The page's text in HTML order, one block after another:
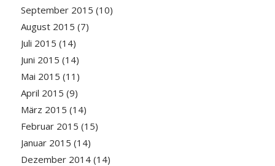
September 2015 (10)
August 2015 (7)
Juli 2015 (14)
Juni 2015 (14)
Mai 2015 (11)
April 2015 (9)
März 2015 (14)
Februar 2015 (15)
Januar 2015 (14)
Dezember 2014(14)